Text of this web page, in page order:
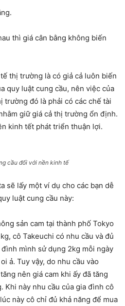
thì giá cân bằng không biến
thị trường là có giả cả luôn biến
quy luật cung cầu, nên việc của
trường đó là phải có các chế tài
giữ giá cả thị trường ổn định.
kinh tết phát triển thuận lợi.
cầu đối với nền kinh tế
sẽ lấy một ví dụ cho các bạn dễ
luật cung cầu này:
sản cam tại thành phố Tokyo
cô Takeuchi có nhu cầu và đủ
mình sử dụng 2kg mỗi ngày
ả. Tuy vậy, do nhu cầu vào
nên giá cam khi ấy đã tăng
Khi này nhu cầu của gia đình cô
này cô chỉ đủ khả năng để mua